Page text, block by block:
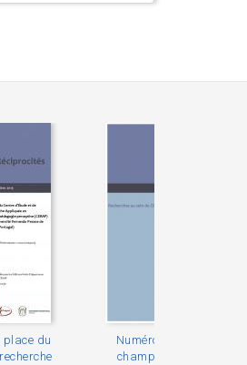
place du
Numéro 07 - Différents
champs d'application